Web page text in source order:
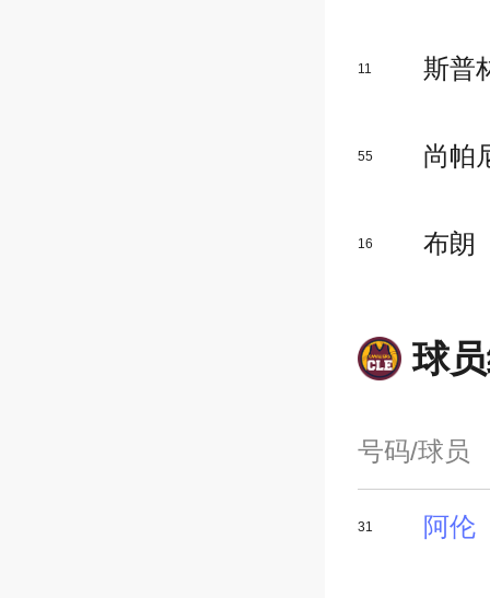
11 斯普
55 尚帕
16 布朗
球
号码/球员
31 阿伦